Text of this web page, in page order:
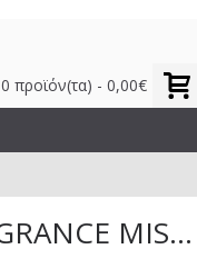
0 προϊόν(τα) - 0,00€
SWEET CLOUDS - FRAGRANCE MIST - 200ML